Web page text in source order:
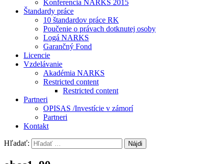
Konferencia NARKS 2015
Štandardy práce
10 štandardov práce RK
Poučenie o právach dotknutej osoby
Logá NARKS
Garančný Fond
Licencie
Vzdelávanie
Akadémia NARKS
Restricted content
Restricted content
Partneri
OPISAS /Investície v zámorí
Partneri
Kontakt
Hľadať: